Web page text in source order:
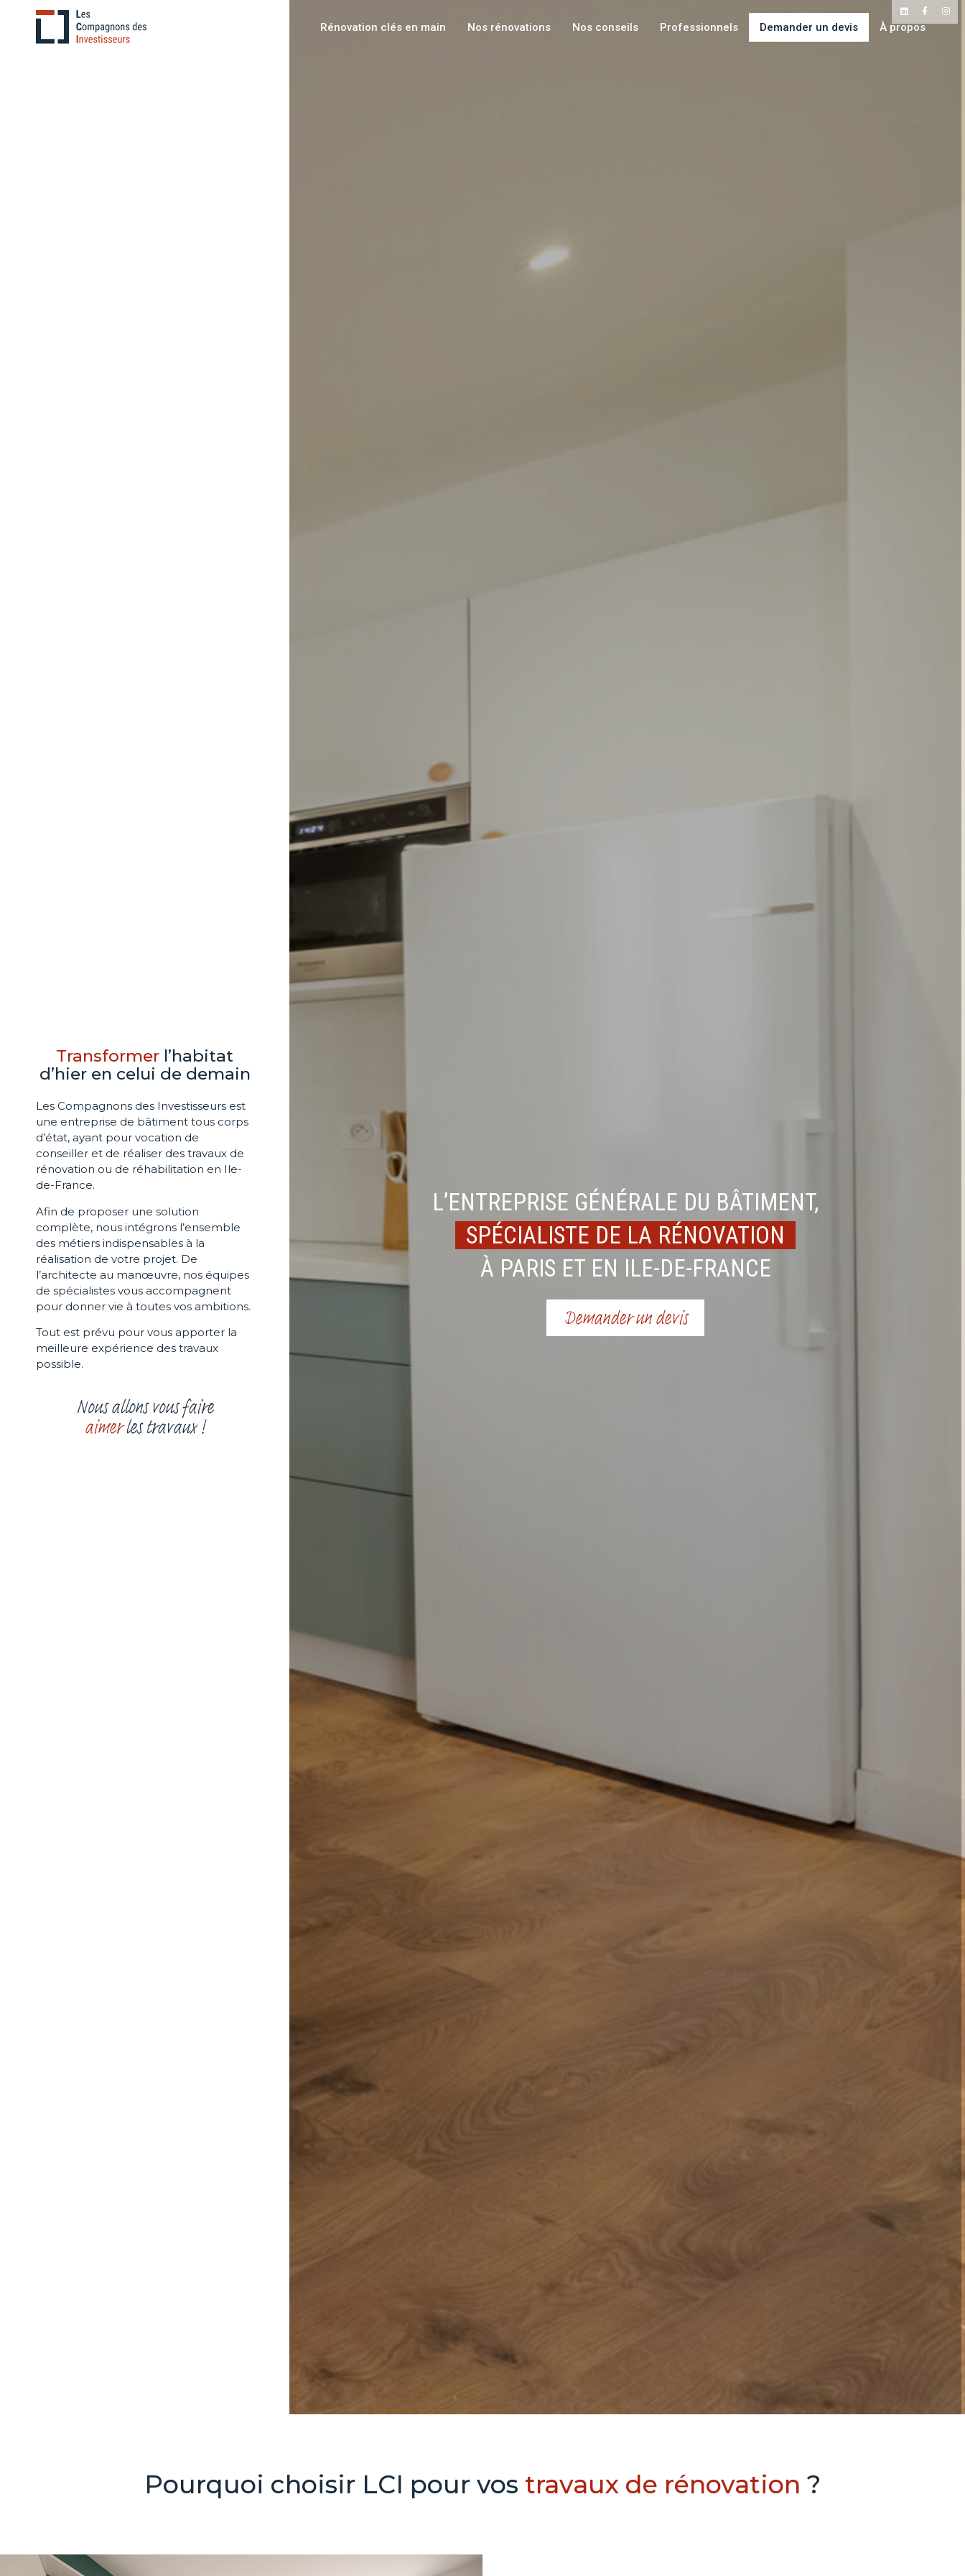
Rénovation clés en main Nos rénovations Nos conseils Professionnels Demander un devis À propos
Transformer l’habitat
d’hier en celui de demain
Les Compagnons des Investisseurs est
une entreprise de bâtiment tous corps
d’état, ayant pour vocation de
conseiller et de réaliser des travaux de
rénovation ou de réhabilitation en Ile-
de-France.
Afin de proposer une solution
complète, nous intégrons l’ensemble
des métiers indispensables à la
réalisation de votre projet. De
l’architecte au manœuvre, nos équipes
de spécialistes vous accompagnent
pour donner vie à toutes vos ambitions.
Tout est prévu pour vous apporter la
meilleure expérience des travaux
possible.
Nous allons vous faire
aimerles travaux !
L’ENTREPRISE GÉNÉRALE DU BÂTIMENT,
SPÉCIALISTE DE LA RÉNOVATION
À PARIS ET EN ILE-DE-FRANCE
Demander un devis
Pourquoi choisir LCI pour vos travaux de rénovation ?